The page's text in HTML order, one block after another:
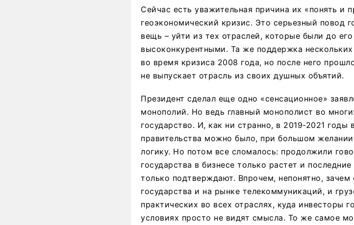
Сейчас есть уважительная причина их «понять и
геоэкономический кризис. Это серьезный повод
вещь – уйти из тех отраслей, которые были до
высоконкурентными. Та же поддержка
во время кризиса 2008 года, но после него
не выпускает отрасль из своих душных объятий.
Президент сделал еще одно «сенсационное»
монополий. Но ведь главный монополист во
государство. И, как ни странно, в 2019-2021 годы
правительства можно было, при большом
логику. Но потом все сломалось: продолжили
государства в бизнесе только растет и
только подтверждают. Впрочем, непонятно, зачем
государства и на рынке телекоммуникаций, и
практических во всех отраслях, куда инвесторы
условиях просто не видят смысла. То же самое